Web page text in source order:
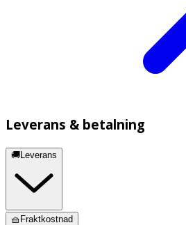
Leverans & betalning
🚚Leverans
🧺Fraktkostnad